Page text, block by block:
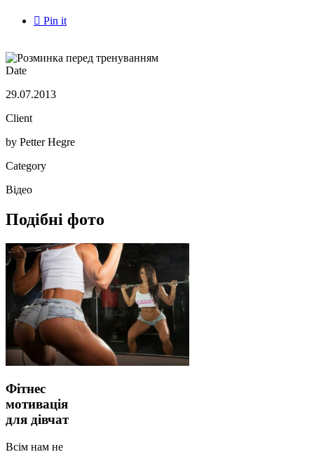
 Pin it
Date
29.07.2013
Client
by Petter Hegre
Category
Відео
Подібні фото
Фітнес
мотивація
для дівчат
Всім нам не